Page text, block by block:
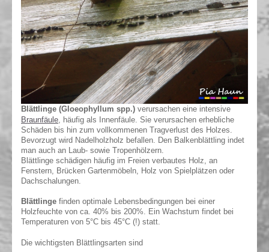
Blättlinge (Gloeophyllum spp.) verursachen eine intensive
Braunfäule , häufig als Innenfäule. Sie verursachen erhebliche
Schäden bis hin zum vollkommenen Tragverlust des Holzes.
Bevorzugt wird Nadelholzholz befallen. Den Balkenblättling indet
man auch an Laub- sowie Tropenhölzern.
Blättlinge schädigen häufig im Freien verbautes Holz, an
Fenstern, Brücken Gartenmöbeln, Holz von Spielplätzen oder
Dachschalungen.
Blättlinge finden optimale Lebensbedingungen bei einer
Holzfeuchte von ca. 40% bis 200%. Ein Wachstum findet bei
Temperaturen von 5°C bis 45°C (!) statt.
Die wichtigsten Blättlingsarten sind